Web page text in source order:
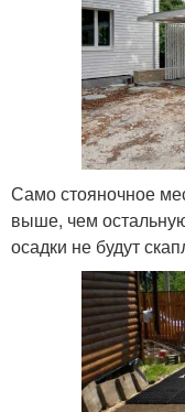
Само стояночное
выше, чем
осадки не будут